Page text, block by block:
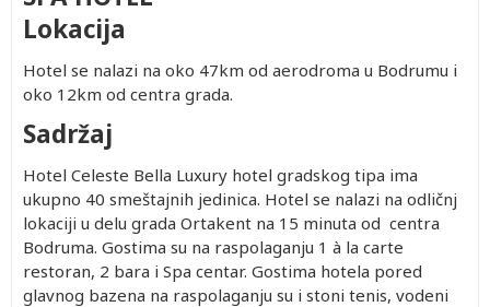
Lokacija
Hotel se nalazi na oko 47km od aerodroma u Bodrumu i
oko 12km od centra grada.
Sadržaj
Hotel Celeste Bella Luxury hotel gradskog tipa ima
ukupno 40 smeštajnih jedinica. Hotel se nalazi na odličnj
lokaciji u delu grada Ortakent na 15 minuta od centra
Bodruma. Gostima su na raspolaganju 1 à la carte
restoran, 2 bara i Spa centar. Gostima hotela pored
glavnog bazena na raspolaganju su i stoni tenis, vodeni